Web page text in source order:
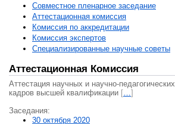
Совместное пленарное заседание
Аттестационная комисcия
Комиссия по аккредитации
Комиссия экспертов
Специализированные научные советы
Аттестационная Комиссия
Аттестация научных и научно-педагогических
кадров высшей квалификации […]
Заседания:
30 октября 2020